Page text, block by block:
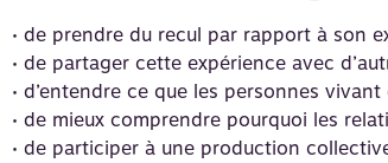
• de prendre du recul par rapport à son
• de partager cette expérience avec
• d’entendre ce que les personnes
• de mieux comprendre pourquoi les
• de participer à une production